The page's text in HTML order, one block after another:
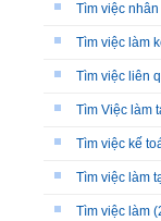
Tìm việc
Tìm việc làm
Tìm việc liên
Tìm Việc làm
Tìm việc kế
Tìm việc làm
Tìm việc làm